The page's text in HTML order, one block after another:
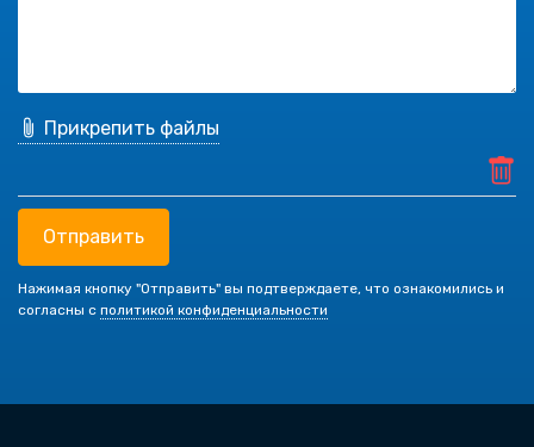
Прикрепить файлы
Отправить
Нажимая кнопку "Отправить" вы подтверждаете, что ознакомились и
согласны с политикой конфиденциальности